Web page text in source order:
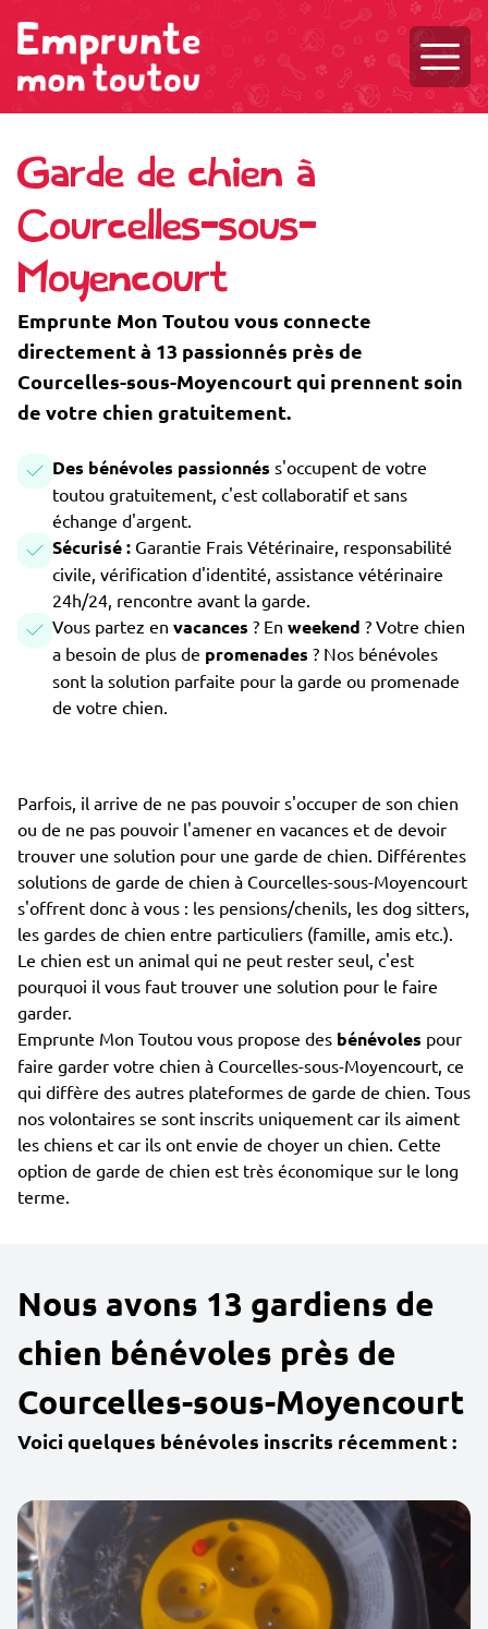
Garde de chien à
Courcelles-sous-
Moyencourt
Emprunte Mon Toutou vous connecte
directement à 13 passionnés près de
Courcelles-sous-Moyencourt qui prennent soin
de votre chien gratuitement.
Des bénévoles passionnés s'occupent de votre
toutou gratuitement, c'est collaboratif et sans
échange d'argent.
Sécurisé : Garantie Frais Vétérinaire, responsabilité
civile, vérification d'identité, assistance vétérinaire
24h/24, rencontre avant la garde.
Vous partez en vacances ? En weekend ? Votre chien
a besoin de plus de promenades ? Nos bénévoles
sont la solution parfaite pour la garde ou promenade
de votre chien.
Parfois, il arrive de ne pas pouvoir s'occuper de son chien
ou de ne pas pouvoir l'amener en vacances et de devoir
trouver une solution pour une garde de chien. Différentes
solutions de garde de chien à Courcelles-sous-Moyencourt
s'offrent donc à vous : les pensions/chenils, les dog sitters,
les gardes de chien entre particuliers (famille, amis etc.).
Le chien est un animal qui ne peut rester seul, c'est
pourquoi il vous faut trouver une solution pour le faire
garder.
Emprunte Mon Toutou vous propose des bénévoles pour
faire garder votre chien à Courcelles-sous-Moyencourt, ce
qui diffère des autres plateformes de garde de chien. Tous
nos volontaires se sont inscrits uniquement car ils aiment
les chiens et car ils ont envie de choyer un chien. Cette
option de garde de chien est très économique sur le long
terme.
Nous avons 13 gardiens de
chien bénévoles près de
Courcelles-sous-Moyencourt
Voici quelques bénévoles inscrits récemment :